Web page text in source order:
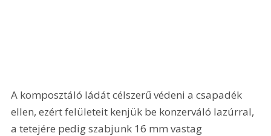
A komposztáló ládát célszerű védeni a csapadék
ellen, ezért felületeit kenjük be konzerváló lazúrral,
a tetejére pedig szabjunk 16 mm vastag